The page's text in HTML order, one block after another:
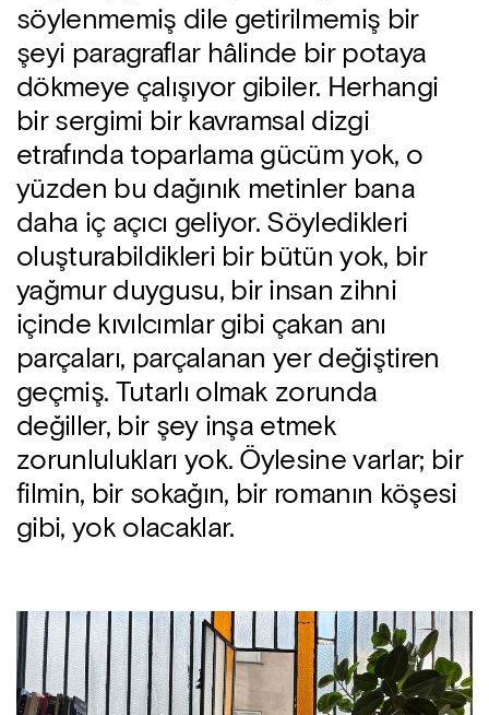
söylenmemiş dile getirilmemiş bir
şeyi paragraflar hâlinde bir potaya
dökmeye çalışıyor gibiler. Herhangi
bir sergimi bir kavramsal dizgi
etrafında toparlama gücüm yok, o
yüzden bu dağınık metinler bana
daha iç açıcı geliyor. Söyledikleri
oluşturabildikleri bir bütün yok, bir
yağmur duygusu, bir insan zihni
içinde kıvılcımlar gibi çakan anı
parçaları, parçalanan yer değiştiren
geçmiş. Tutarlı olmak zorunda
değiller, bir şey inşa etmek
zorunlulukları yok. Öylesine varlar; bir
filmin, bir sokağın, bir romanın köşesi
gibi, yok olacaklar.